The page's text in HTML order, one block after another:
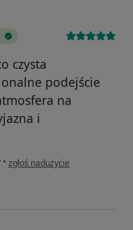
czysta
podejście
na
i
• w opinii użytkownika Natalia
zgłoś nadużycie